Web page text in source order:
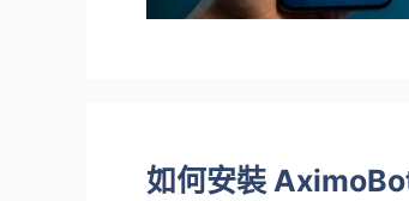
如何安裝